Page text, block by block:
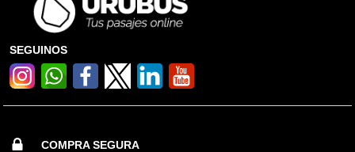
SEGUINOS
COMPRA SEGURA